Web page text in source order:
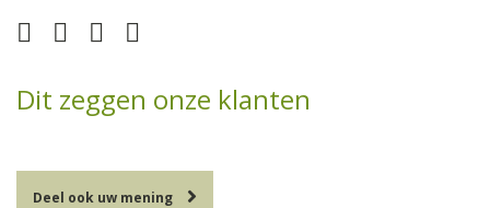
Dit zeggen onze klanten
Deel ook uw mening